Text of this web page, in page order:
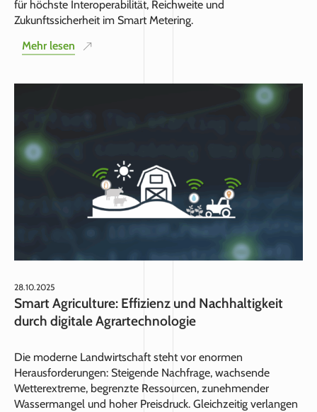
für höchste Interoperabilität, Reichweite und
Zukunftssicherheit im Smart Metering.
Mehr lesen
28.10.2025
Smart Agriculture: Effizienz und Nachhaltigkeit
durch digitale Agrartechnologie
Die moderne Landwirtschaft steht vor enormen
Herausforderungen: Steigende Nachfrage, wachsende
Wetterextreme, begrenzte Ressourcen, zunehmender
Wassermangel und hoher Preisdruck. Gleichzeitig verlangen